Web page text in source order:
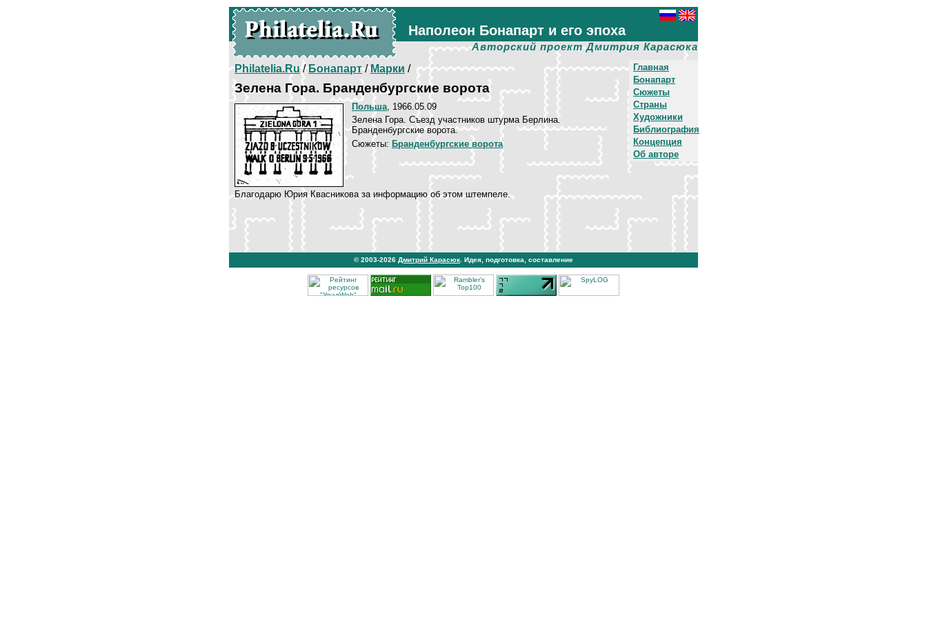
Наполеон Бонапарт и его эпоха
Авторский проект Дмитрия Карасюка
Главная
Бонапарт
Сюжеты
Страны
Художники
Библиография
Концепция
Об авторе
Philatelia.Ru/Бонапарт/Марки /
Зелена Гора. Бранденбургские ворота
Польша, 1966.05.09
Зелена Гора. Съезд участников штурма Берлина.
Бранденбургские ворота.
Сюжеты: Бранденбургские ворота
Благодарю Юрия Квасникова за информацию об этом штемпеле.
© 2003-2026 Дмитрий Карасюк . Идея, подготовка, составление